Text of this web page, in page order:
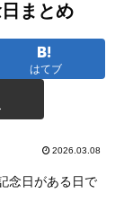
まとめ
はてブ
2026.03.08
念日がある日で